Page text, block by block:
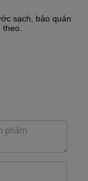
sạch, bảo quản